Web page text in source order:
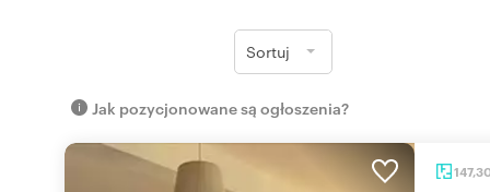
Sortuj
Jak pozycjonowane są ogłoszenia?